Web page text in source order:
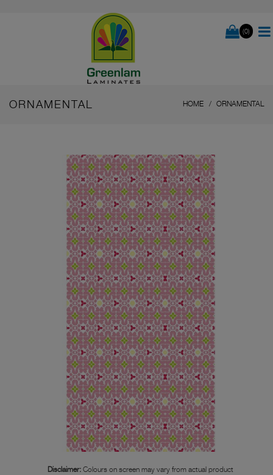
(0)
ORNAMENTAL HOME ORNAMENTAL
Disclaimer: Colours on screen may vary from actual product